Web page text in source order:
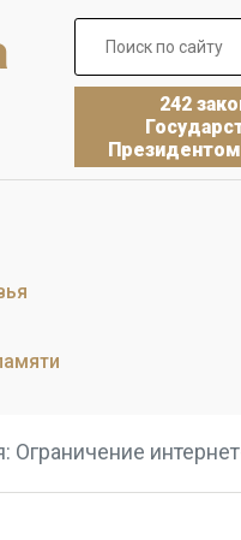
242
Президентом
Ограничение